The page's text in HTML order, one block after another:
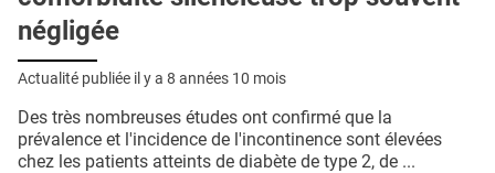
négligée
Actualité publiée il y a 8 années 10 mois
Des très nombreuses études ont confirmé que la
prévalence et l'incidence de l'incontinence sont élevées
chez les patients atteints de diabète de type 2, de ...